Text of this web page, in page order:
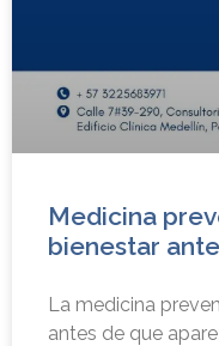
Medicina
bienestar
La medicina
antes de que